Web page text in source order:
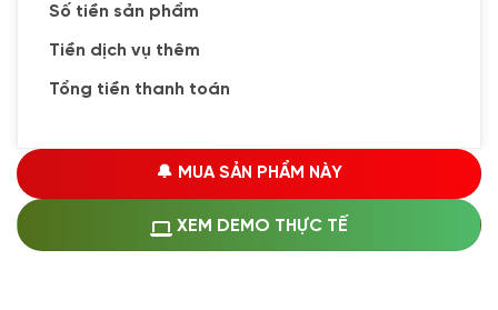
(+300.000 VND)
🔰 CÀI ĐẶT PLUGINS
Cài đặt plugin theo yêu cầu
Cài plugin xử lý thanh toán tự động qua
ngân hàng vietcombank, techcombank,
Zalopay, QR code...(+1.500.000 VND)
🔰 MUA KÈM DỊCH VỤ
Số tiền sản phẩm
Tiền dịch vụ thêm
Tổng tiền thanh toán
🔔 MUA SẢN PHẨM NÀY
XEM DEMO THỰC TẾ